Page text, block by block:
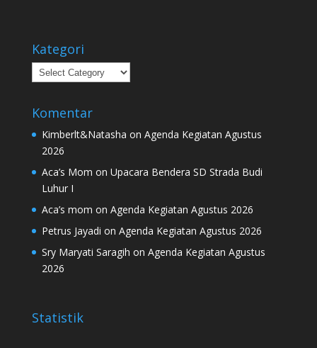
Kategori
Kategori
Komentar
Kimberlt&Natasha on Agenda Kegiatan Agustus
2026
Aca’s Mom on Upacara Bendera SD Strada Budi
Luhur I
Aca’s mom on Agenda Kegiatan Agustus 2026
Petrus Jayadi on Agenda Kegiatan Agustus 2026
Sry Maryati Saragih on Agenda Kegiatan Agustus
2026
Statistik